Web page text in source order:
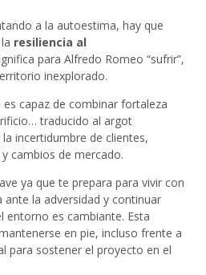
a la autoestima, hay que
resiliencia al
para Alfredo Romeo “sufrir”,
inexplorado.
capaz de combinar fortaleza
traducido al argot
incertidumbre de clientes,
cambios de mercado.
ya que te prepara para vivir con
la adversidad y continuar
entorno es cambiante. Esta
en pie, incluso frente a
para sostener el proyecto en el